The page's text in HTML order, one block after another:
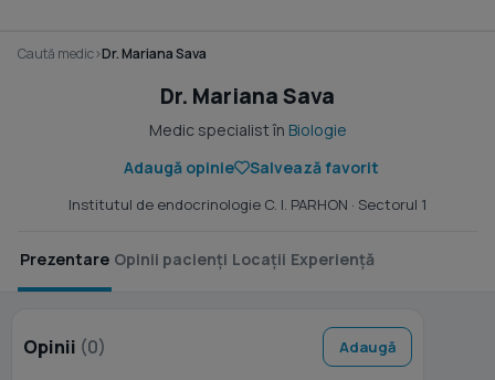
Caută medic›Dr. Mariana Sava
Dr. Mariana Sava
Medic specialist în Biologie
Adaugă opinie
Salvează favorit
Institutul de endocrinologie C. I. PARHON · Sectorul 1
Prezentare Opinii pacienți Locații Experiență
Opinii (0) Adaugă